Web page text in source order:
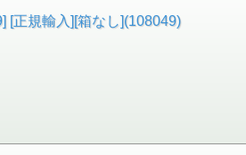
[正規輸入][箱なし](108049)